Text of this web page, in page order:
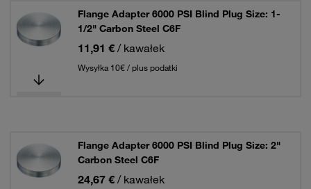
Flange Adapter 6000 PSI Blind Plug Size: 1-
1/2" Carbon Steel C6F
11,91 € / kawałek
Wysyłka 10€ / plus podatki
Flange Adapter 6000 PSI Blind Plug Size: 2"
Carbon Steel C6F
24,67 € / kawałek